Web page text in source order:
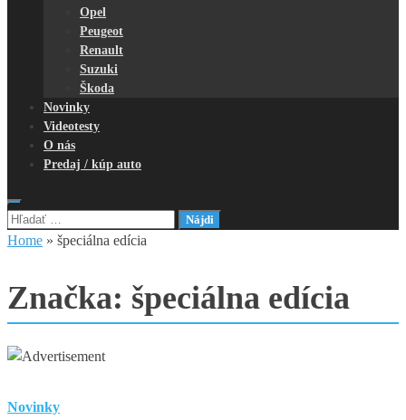
Opel
Peugeot
Renault
Suzuki
Škoda
Novinky
Videotesty
O nás
Predaj / kúp auto
Hľadať:
Home » špeciálna edícia
Značka: špeciálna edícia
Novinky